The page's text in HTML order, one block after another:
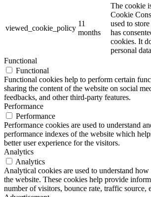
viewed_cookie_policy
11
months
The cookie
Cookie
used to
has
cookies. It
personal
Functional
Functional
Functional cookies help to perform certain
sharing the content of the website on social
feedbacks, and other third-party features.
Performance
Performance
Performance cookies are used to understand
performance indexes of the website which
better user experience for the visitors.
Analytics
Analytics
Analytical cookies are used to understand
the website. These cookies help provide
number of visitors, bounce rate, traffic source,